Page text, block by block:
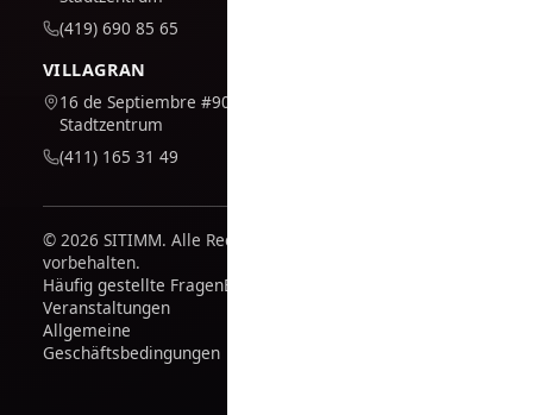
(419) 690 85 65
VILLAGRAN
16 de Septiembre #909,
Stadtzentrum
(411) 165 31 49
© 2026 SITIMM. Alle Rechte
vorbehalten.
Häufig gestellte FragenBlog
Veranstaltungen
Allgemeine
Geschäftsbedingungen